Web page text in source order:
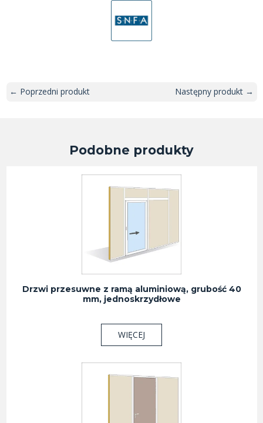
← Poprzedni produkt Następny produkt →
Podobne produkty
Drzwi przesuwne z ramą aluminiową, grubość 40
mm, jednoskrzydłowe
WIĘCEJ